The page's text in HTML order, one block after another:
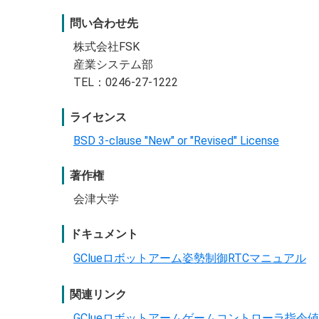
問い合わせ先
株式会社FSK
産業システム部
TEL：0246-27-1222
ライセンス
BSD 3-clause "New" or "Revised" License
著作権
会津大学
ドキュメント
GClueロボットアーム姿勢制御RTCマニュアル
関連リンク